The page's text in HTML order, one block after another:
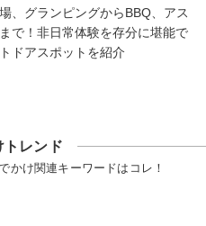
、グランピングからBBQ、アス
で！非日常体験を存分に堪能で
ドアスポットを紹介
トレンド
かけ関連キーワードはコレ！